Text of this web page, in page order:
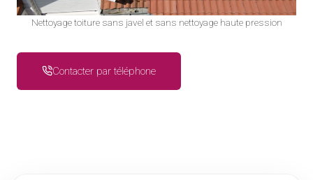
Nettoyage toiture sans javel et sans nettoyage haute pression
Contacter par téléphone